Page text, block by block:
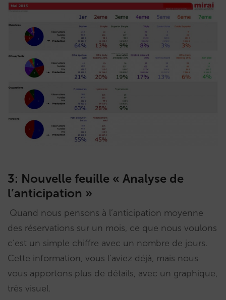
3: Nouvelle feuille « Analyse de
l’anticipation »
Quand nous pensons à l’anticipation moyenne
des réservations sur un mois, ce que nous voulons
c’est un simple chiffre avec un nombre de jours.
Cette information, vous l’aviez déjà, mais nous
vous apportons plus de détails, avec un graphique,
très visuel.